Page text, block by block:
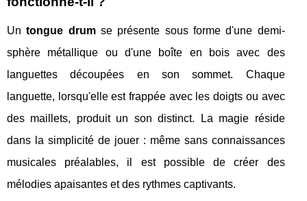
Untongue drumse présente sous forme d'une demi-
sphère métallique ou d'une boîte en bois avec des
languettes découpées en son sommet. Chaque
languette, lorsqu'elle est frappée avec les doigts ou avec
des maillets, produit un son distinct. La magie réside
dans la simplicité de jouer : même sans connaissances
musicales préalables, il est possible de créer des
mélodies apaisantes et des rythmes captivants.